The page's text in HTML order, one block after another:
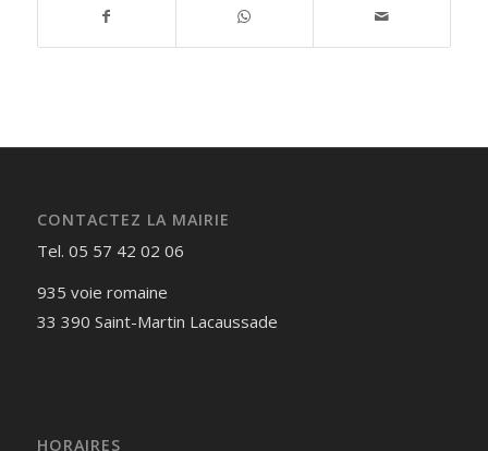
CONTACTEZ LA MAIRIE
Tel. 05 57 42 02 06
935 voie romaine
33 390 Saint-Martin Lacaussade
HORAIRES